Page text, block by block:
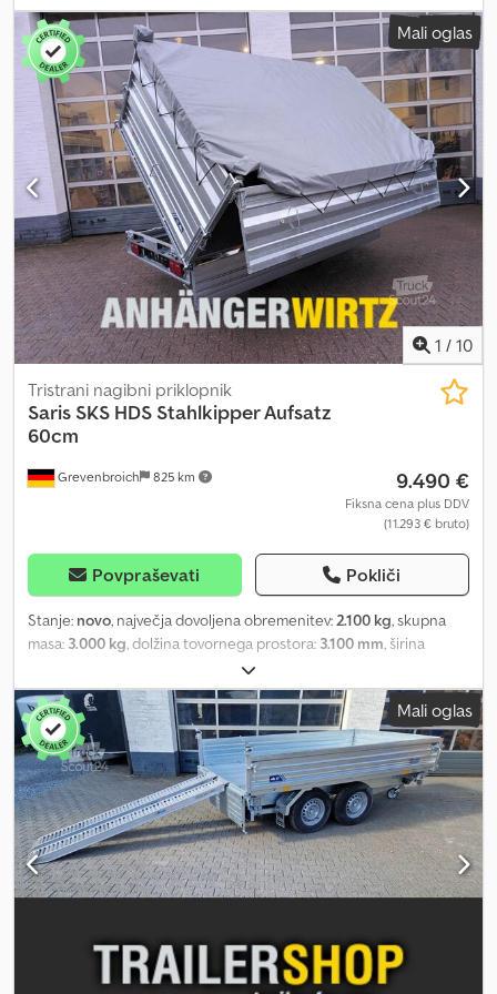
naročite v spletni trgovini ANHÄNGERWIRTZ SARIS PRIKOLICA
DV135 MCALU PRO MP 255X133X150CM Z VISOKO POKRIVNO
PONJAVO ČRNA (S) 1350 KG ČRNA PONUDBA AKCIJA Crjdpfx
Alozrhdfjysf Zaprt prikolica DV135 McAlu Pro MP 255x133x45cm
1350kg, z zavoro, enoosna, prikolica z nizko nosilno konstrukcijo,
profilirane aluminijaste stranske plošče črne barve, odstranljiva
zadnja vrata s pritrdilnimi sponkami, jeklena ograja, izvlečni DIN
pritrdilni nosilec na stranski strani, opora s kolesom, vključno z
dodatno ponjavo črne barve in drogami... s nameščeno ponjavo iz
razstavnega salona, dokler zaloge trajajo! Črna tedenska akcija,
dokler zaloge trajajo. Izdelki na voljo samo pri spletnem nakupu!
Preureditev za hitrost 100 km/h + 199.
Mali oglas
1 / 10
Grevenbroich 825 km
Tristrani nagibni priklopnik
Saris SKS HDS Stahlkipper Aufsatz
60cm
9.490 €
Fiksna cena plus DDV
(11.293 € bruto)
Povpraševati Pokliči
Stanje: novo, največja dovoljena obremenitev: 2.100 kg, skupna
masa: 3.000 kg , dolžina tovornega prostora: 3.100 mm , širina
, višina nakladalnega prostora:
mm, Leto izdelave:2025, nakupujte na spletu in prihranite na
trailer-shop Pri ANHÄNGERWIRTZ je na spletu na voljo veliko
modelov. Csdszrg Dkopfx Alyjrf Udobno in 24 ur na dan, 7 dni v
tednu nakupujte na spletu. Prevzemite sami ali izberite dostavo.
Spletna trgovina za vaš novi prikolico ponuja vrhunske znamke! Na
zalogi je več kot 850 novih prikolic. Stalno na voljo je več kot 130
rabljenih prikolic. Neobvezni primer: naročite ali prevzemite
prikolico iz naše razstavne sobe. Saris kiper 3 SKS 310 176, 40 cm
jeklene stene, HD, električna rezervna črpalka, aluminijaste rampe,
opore, 3000 kg, 100 km/h. Tristranski kiper, serija heavy duty,
tandem podvozje za prevoz tovora z vzmetenjem, primerno za 100
km/h, z V-vlečno kljuko, 40 cm jeklene stene, pocinkane, z
Mali oglas